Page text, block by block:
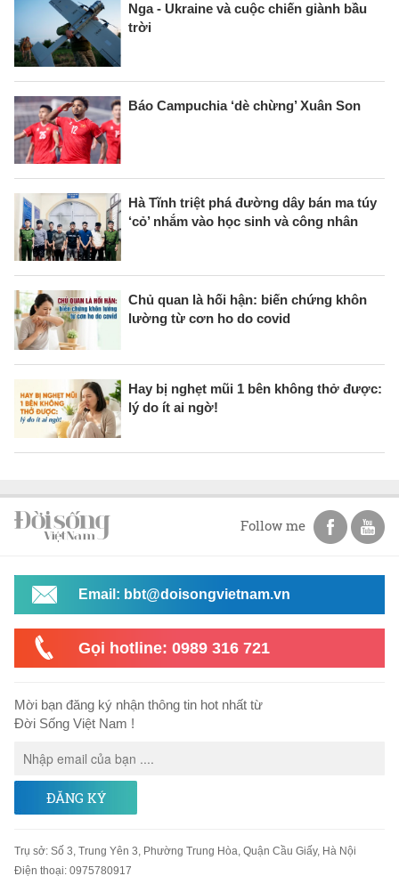
Nga - Ukraine và cuộc chiến giành bầu
trời
Báo Campuchia ‘dè chừng’ Xuân Son
Hà Tĩnh triệt phá đường dây bán ma túy
‘cỏ’ nhắm vào học sinh và công nhân
Chủ quan là hối hận: biến chứng khôn
lường từ cơn ho do covid
Hay bị nghẹt mũi 1 bên không thở được:
lý do ít ai ngờ!
Follow me
Email: bbt@doisongvietnam.vn
Gọi hotline: 0989 316 721
Mời bạn đăng ký nhận thông tin hot nhất từ
Đời Sống Việt Nam !
ĐĂNG KÝ
Trụ sở: Số 3, Trung Yên 3, Phường Trung Hòa, Quận Cầu Giấy, Hà Nội
Điện thoại: 0975780917